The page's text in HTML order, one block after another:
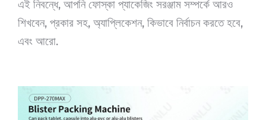
এই নিবন্ধে, আপনি ফোস্কা প্যাকেজিং সরঞ্জাম সম্পর্কে আরও
শিখবেন, প্রকার সহ, অ্যাপ্লিকেশন, কিভাবে নির্বাচন করতে হবে,
এবং আরো.